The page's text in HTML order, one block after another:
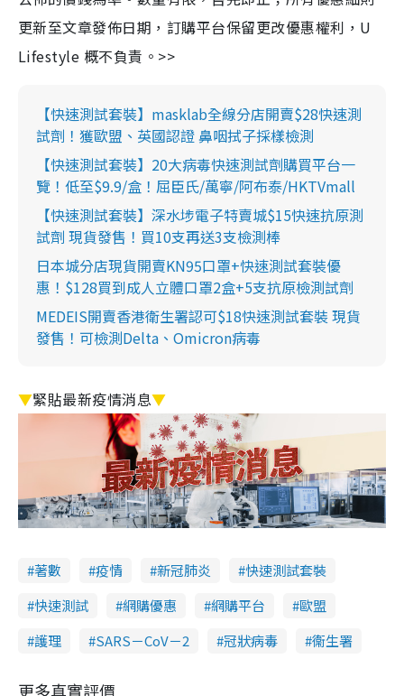
更新至文章發佈日期，訂購平台保留更改優惠權利，U
Lifestyle 概不負責。>>
【快速測試套裝】masklab全線分店開賣$28快速測
試劑！獲歐盟、英國認證 鼻咽拭子採樣檢測
【快速測試套裝】20大病毒快速測試劑購買平台一
覽！低至$9.9/盒！屈臣氏/萬寧/阿布泰/HKTVmall
【快速測試套裝】深水埗電子特賣城$15快速抗原測
試劑 現貨發售！買10支再送3支檢測棒
日本城分店現貨開賣KN95口罩+快速測試套裝優
惠！$128買到成人立體口罩2盒+5支抗原檢測試劑
MEDEIS開賣香港衛生署認可$18快速測試套裝 現貨
發售！可檢測Delta、Omicron病毒
▼緊貼最新疫情消息▼
著數 疫情 新冠肺炎
快速測試套裝
快速測試
網購優惠 網購平台
歐盟
護理
SARS－CoV－2 冠狀病毒 衞生署
更多真實評價